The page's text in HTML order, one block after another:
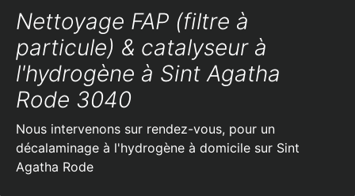
Nettoyage FAP (filtre à
particule) & catalyseur à
l'hydrogène à Sint Agatha
Rode 3040
Nous intervenons sur rendez-vous, pour un
décalaminage à l'hydrogène à domicile sur Sint
Agatha Rode